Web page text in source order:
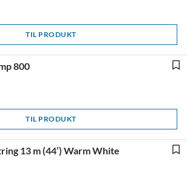
TIL PRODUKT
800
TIL PRODUKT
13 m (44’) Warm White